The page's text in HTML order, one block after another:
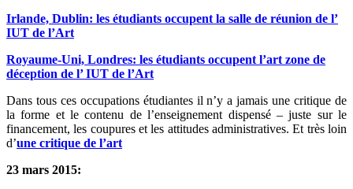
Irlande, Dublin: les étudiants occupent la salle de réunion de l’
IUT de l’Art
Royaume-Uni, Londres: les étudiants occupent l’art zone de
déception de l’ IUT de l’Art
Dans tous ces occupations étudiantes il n’y a jamais une critique de
la forme et le contenu de l’enseignement dispensé – juste sur le
financement, les coupures et les attitudes administratives. Et très loin
d’une critique de l’art
23 mars 2015: